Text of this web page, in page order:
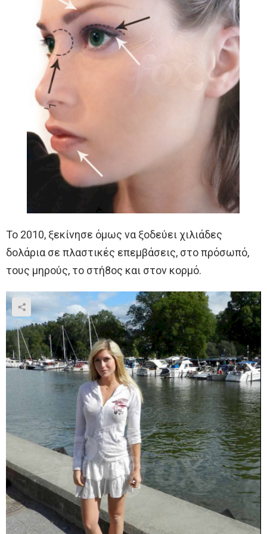
Το 2010, ξεκίνησε όμως να ξοδεύει χιλιάδες
δολάρια σε πλαστικές επεμβάσεις, στο πρόσωπό,
τους μηρούς, το στή8ος και στον κορμό.